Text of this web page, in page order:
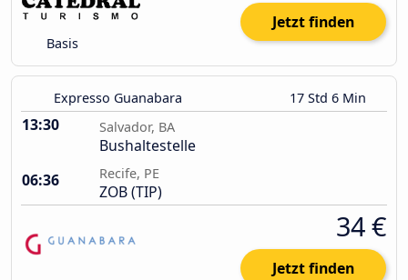
Basis
Jetzt finden
Expresso Guanabara 17 Std 6 Min
13:30 Salvador, BA
Bushaltestelle
06:36
Recife, PE
ZOB (TIP)
34 €
Jetzt finden